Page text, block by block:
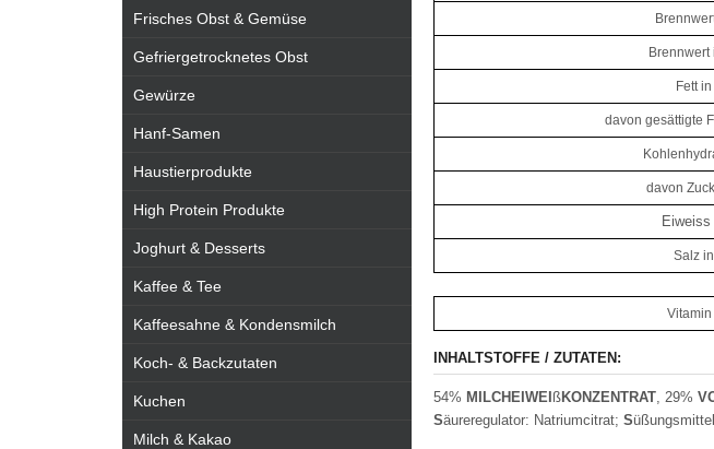
Brennwert
Fett in
davon gesättigte
davon
Eiweiss
Salz
Vitamin
INHALTSTOFFE / ZUTATEN:
54% MILCHEIWEI ßKONZENTRAT, 29%
Säureregulator: Natriumcitrat; S
Frisches Obst & Gemüse
Gefriergetrocknetes Obst
Gewürze
Hanf-Samen
Haustierprodukte
High Protein Produkte
Joghurt & Desserts
Kaffee & Tee
Kaffeesahne & Kondensmilch
Koch- & Backzutaten
Kuchen
Milch & Kakao